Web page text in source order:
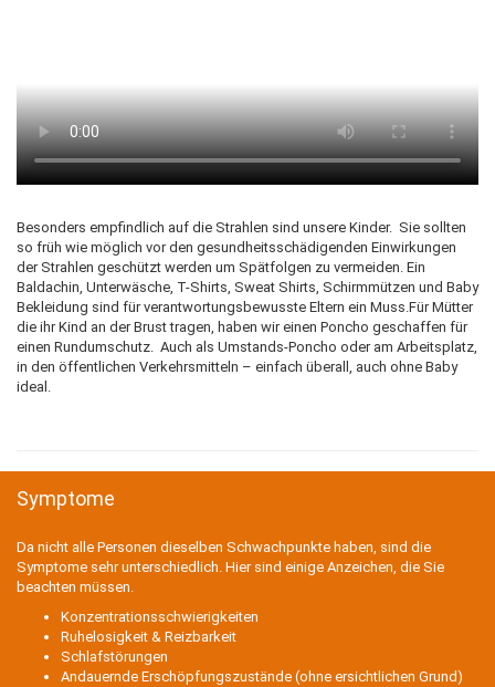
Besonders empfindlich auf die Strahlen sind unsere Kinder. Sie sollten
so früh wie möglich vor den gesundheitsschädigenden Einwirkungen
der Strahlen geschützt werden um Spätfolgen zu vermeiden. Ein
Baldachin, Unterwäsche, T-Shirts, Sweat Shirts, Schirmmützen und Baby
Bekleidung sind für verantwortungsbewusste Eltern ein Muss.Für Mütter
die ihr Kind an der Brust tragen, haben wir einen Poncho geschaffen für
einen Rundumschutz. Auch als Umstands-Poncho oder am Arbeitsplatz,
in den öffentlichen Verkehrsmitteln – einfach überall, auch ohne Baby
ideal.
Symptome
Da nicht alle Personen dieselben Schwachpunkte haben, sind die
Symptome sehr unterschiedlich. Hier sind einige Anzeichen, die Sie
beachten müssen.
Konzentrationsschwierigkeiten
Ruhelosigkeit & Reizbarkeit
Schlafstörungen
Andauernde Erschöpfungszustände (ohne ersichtlichen Grund)